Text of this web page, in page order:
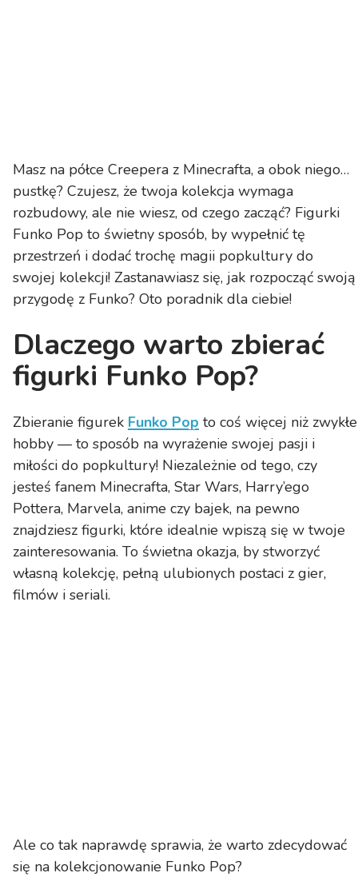
Masz na półce Creepera z Minecrafta, a obok niego…
pustkę? Czujesz, że twoja kolekcja wymaga
rozbudowy, ale nie wiesz, od czego zacząć? Figurki
Funko Pop to świetny sposób, by wypełnić tę
przestrzeń i dodać trochę magii popkultury do
swojej kolekcji! Zastanawiasz się, jak rozpocząć swoją
przygodę z Funko? Oto poradnik dla ciebie!
Dlaczego warto zbierać
figurki Funko Pop?
Zbieranie figurek Funko Pop to coś więcej niż zwykłe
hobby — to sposób na wyrażenie swojej pasji i
miłości do popkultury! Niezależnie od tego, czy
jesteś fanem Minecrafta, Star Wars, Harry’ego
Pottera, Marvela, anime czy bajek, na pewno
znajdziesz figurki, które idealnie wpiszą się w twoje
zainteresowania. To świetna okazja, by stworzyć
własną kolekcję, pełną ulubionych postaci z gier,
filmów i seriali.
Ale co tak naprawdę sprawia, że warto zdecydować
się na kolekcjonowanie Funko Pop?